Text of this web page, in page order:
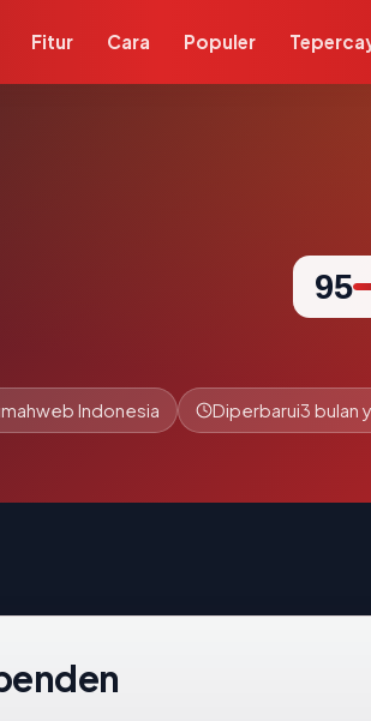
Fitur Cara Populer
95
Indonesia Diperbarui3 bulan